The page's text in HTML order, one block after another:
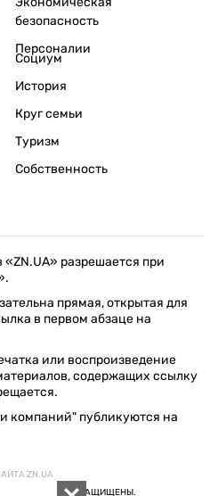
безопасность
Персоналии
Социум
История
Круг семьи
Туризм
Собственность
разрешается при
прямая, открытая для
в первом абзаце на
или воспроизведение
содержащих ссылку
компаний" публикуются на
ZN.UA
ВСЕ ПРАВА ЗАЩИЩЕНЫ.